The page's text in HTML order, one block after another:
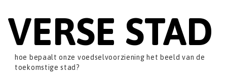
VERSE STAD
hoe bepaalt onze voedselvoorziening het beeld van de
toekomstige stad?